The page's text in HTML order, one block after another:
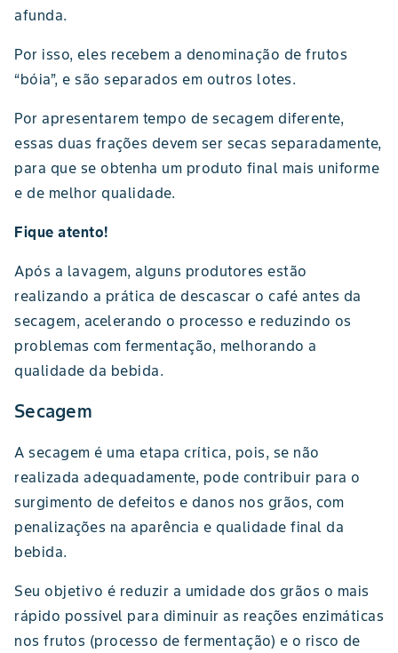
afunda.
Por isso, eles recebem a denominação de frutos
“bóia”, e são separados em outros lotes.
Por apresentarem tempo de secagem diferente,
essas duas frações devem ser secas separadamente,
para que se obtenha um produto final mais uniforme
e de melhor qualidade.
Fique atento!
Após a lavagem, alguns produtores estão
realizando a prática de descascar o café antes da
secagem, acelerando o processo e reduzindo os
problemas com fermentação, melhorando a
qualidade da bebida.
Secagem
A secagem é uma etapa crítica, pois, se não
realizada adequadamente, pode contribuir para o
surgimento de defeitos e danos nos grãos, com
penalizações na aparência e qualidade final da
bebida.
Seu objetivo é reduzir a umidade dos grãos o mais
rápido possível para diminuir as reações enzimáticas
nos frutos (processo de fermentação) e o risco de